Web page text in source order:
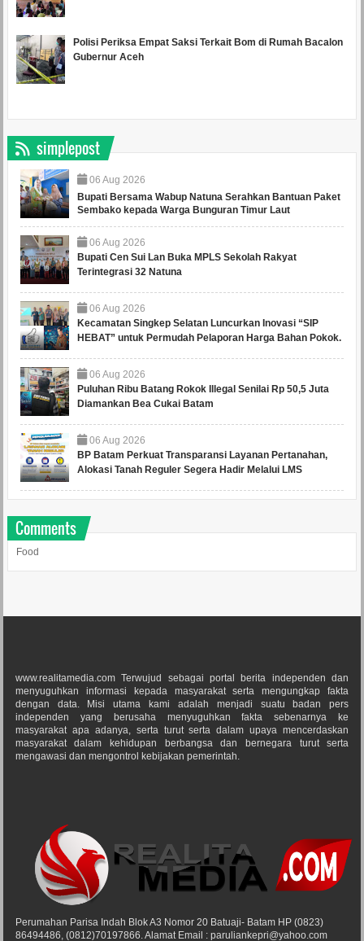
Polisi Periksa Empat Saksi Terkait Bom di Rumah Bacalon
Gubernur Aceh
simplepost
06 Aug 2026
Bupati Bersama Wabup Natuna Serahkan Bantuan Paket
Sembako kepada Warga Bunguran Timur Laut
06 Aug 2026
Bupati Cen Sui Lan Buka MPLS Sekolah Rakyat
Terintegrasi 32 Natuna
06 Aug 2026
Kecamatan Singkep Selatan Luncurkan Inovasi “SIP
HEBAT” untuk Permudah Pelaporan Harga Bahan Pokok.
06 Aug 2026
Puluhan Ribu Batang Rokok Illegal Senilai Rp 50,5 Juta
Diamankan Bea Cukai Batam
06 Aug 2026
BP Batam Perkuat Transparansi Layanan Pertanahan,
Alokasi Tanah Reguler Segera Hadir Melalui LMS
Comments
Food
www.realitamedia.com Terwujud sebagai portal berita independen dan
menyuguhkan informasi kepada masyarakat serta mengungkap fakta
dengan data. Misi utama kami adalah menjadi suatu badan pers
independen yang berusaha menyuguhkan fakta sebenarnya ke
masyarakat apa adanya, serta turut serta dalam upaya mencerdaskan
masyarakat dalam kehidupan berbangsa dan bernegara turut serta
mengawasi dan mengontrol kebijakan pemerintah.
Perumahan Parisa Indah Blok A3 Nomor 20 Batuaji- Batam HP (0823)
86494486, (0812)70197866. Alamat Email : paruliankepri@yahoo.com